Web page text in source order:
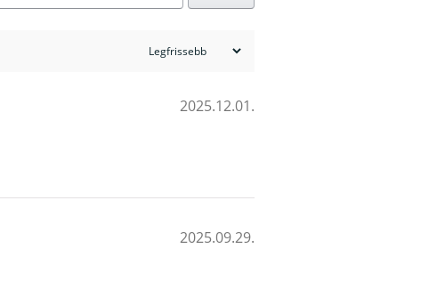
2025.12.01.
2025.09.29.